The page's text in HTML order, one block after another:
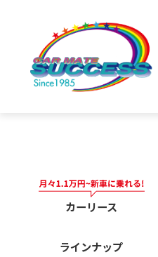
カーリース
ラインナップ